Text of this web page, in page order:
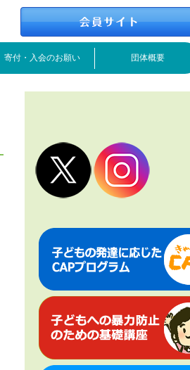
寄付・入会のお願い 団体概要